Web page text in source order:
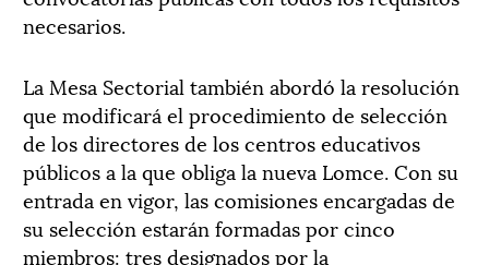
necesarios.
La Mesa Sectorial también abordó la resolución
que modificará el procedimiento de selección
de los directores de los centros educativos
públicos a la que obliga la nueva Lomce. Con su
entrada en vigor, las comisiones encargadas de
su selección estarán formadas por cinco
miembros: tres designados por la